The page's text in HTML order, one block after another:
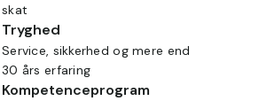
skat
Tryghed
Service, sikkerhed og mere end
30 års erfaring
Kompetenceprogram